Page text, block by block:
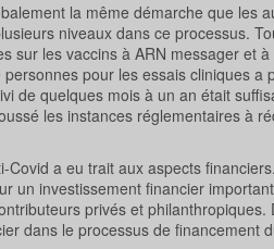
la même démarche que les
niveaux dans ce processus.
sur les vaccins à ARN messager et
pour les essais cliniques
de quelques mois à un an était
les instances réglementaires à
a eu trait aux aspects
un investissement financier
privés et philanthropiques.
dans le processus de financement